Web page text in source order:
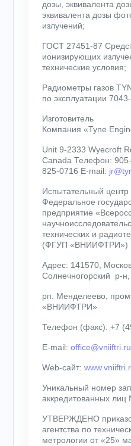
дозы, эквивалента
эквивалента дозы
излучений;
ГОСТ 27451-87
ионизирующих
технические условия;
Радиометры газов
по эксплуатации
Изготовитель
Компания «Tyne
Unit 9-2333 Wyecroft
Canada Телефон:
825-0716 E-mail:
Испытательный центр
Федеральное
предприятие
технических и
(ФГУП «ВНИИФТРИ»)
Адрес: 141570,
Солнечногорский р-н,
рп. Менделеево,
«ВНИИФТРИ»
Телефон (факс): +7
E-mail: office@vniiftri.ru
Web-сайт:
Уникальный номер
аккредитованных
УТВЕРЖДЕНО
агентства по
метрологии от «25»